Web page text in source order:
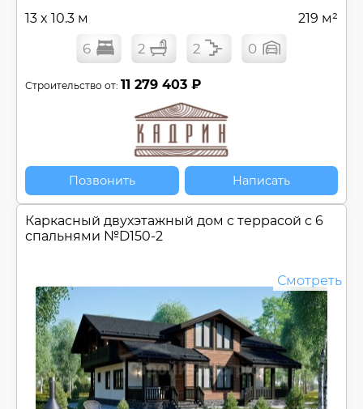
13 x 10.3 м 219 м²
6 2 2 0
Строительство от: 11 279 403 ₽
Позвонить Написать
Каркасный двухэтажный дом c террасой с 6
спальнями №D150-2
Смотреть